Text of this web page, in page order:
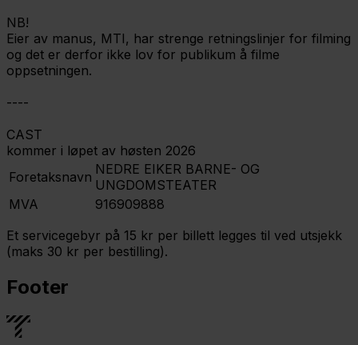
NB!
Eier av manus, MTI, har strenge retningslinjer for filming
og det er derfor ikke lov for publikum å filme
oppsetningen.
----
CAST
kommer i løpet av høsten 2026
Foretaksnavn NEDRE EIKER BARNE- OG
UNGDOMSTEATER
MVA
916909888
Et servicegebyr på 15 kr per billett legges til ved utsjekk
(maks 30 kr per bestilling).
Footer